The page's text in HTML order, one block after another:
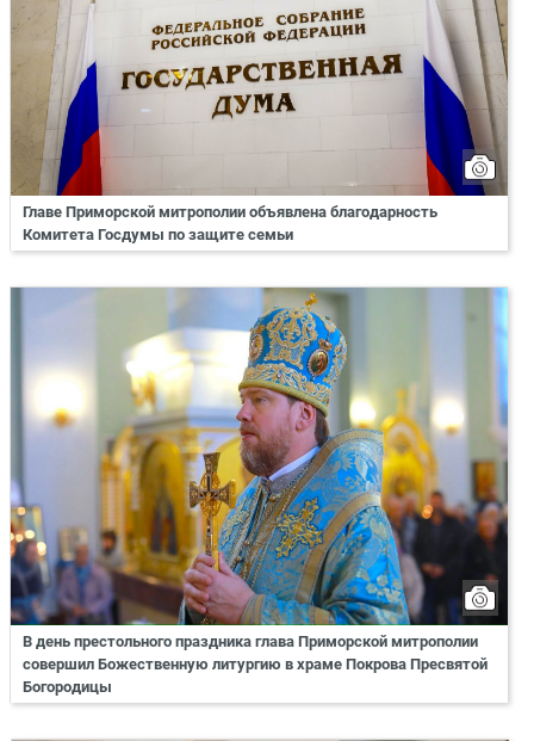
Главе Приморской митрополии объявлена благодарность
Комитета Госдумы по защите семьи
В день престольного праздника глава Приморской митрополии
совершил Божественную литургию в храме Покрова Пресвятой
Богородицы